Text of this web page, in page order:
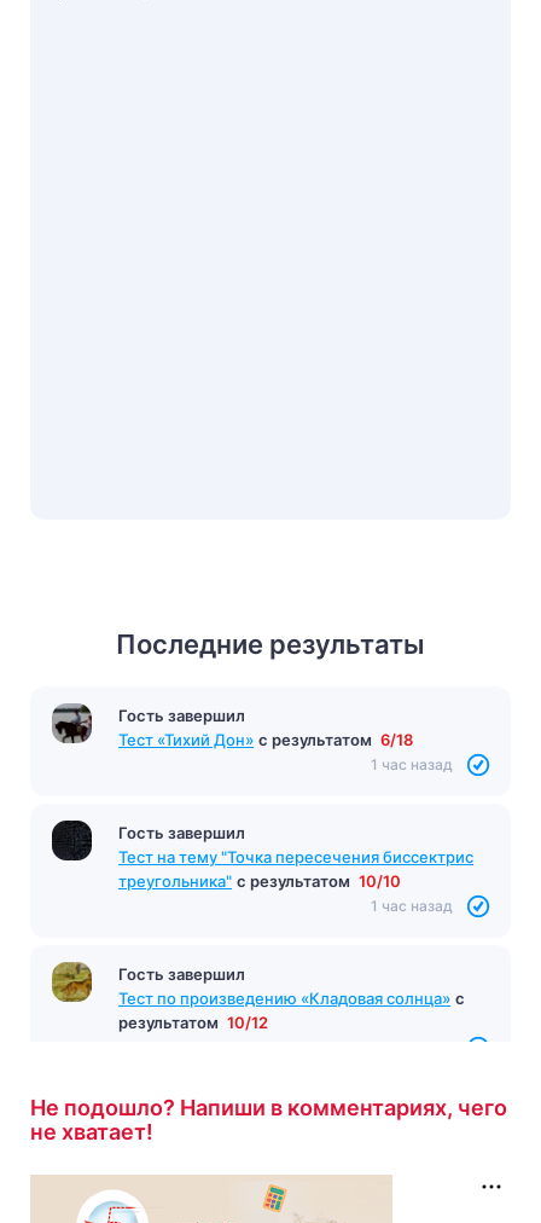
Последние результаты
Гость завершил
Тест «Тихий Дон» с результатом 6/18
1 час назад
Гость завершил
Тест на тему "Точка пересечения биссектрис
треугольника" с результатом 10/10
1 час назад
Гость завершил
Тест по произведению «Кладовая солнца» с
результатом 10/12
Не подошло? Напиши в комментариях, чего
не хватает!